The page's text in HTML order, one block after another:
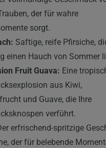
der für wahre
sorgt.
Saftige, reife Pfirsiche,
einen Hauch von Sommer
Fruit Guava: Eine
aus Kiwi,
und Guave, die Ihre
verführt.
erfrischend-spritzige
der für belebende